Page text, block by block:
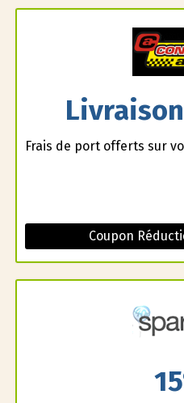
Frais de port offerts sur
Coupon